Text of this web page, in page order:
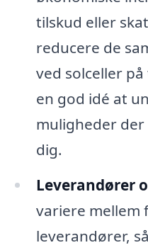
tilskud eller
reducere de
ved solceller
en god idé at
muligheder
dig.
Leverandører
variere mellem
leverandører,